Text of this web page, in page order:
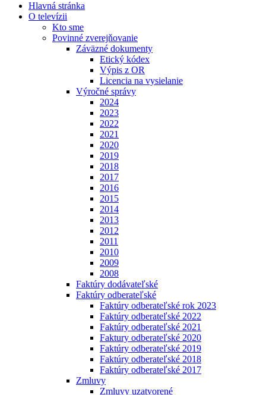
Hlavná stránka
O televízii
Kto sme
Povinné zverejňovanie
Záväzné dokumenty
Etický kódex
Výpis z OR
Licencia na vysielanie
Výročné správy
2024
2023
2022
2021
2020
2019
2018
2017
2016
2015
2014
2013
2012
2011
2010
2009
2008
Faktúry dodávateľské
Faktúry odberateľské
Faktúry odberateľské rok 2023
Faktúry odberateľské 2022
Faktúry odberateľské 2021
Faktury odberateľské 2020
Faktúry odberateľské 2019
Faktúry odberateľské 2018
Faktúry odberateľské 2017
Zmluvy
Zmluvy uzatvorené